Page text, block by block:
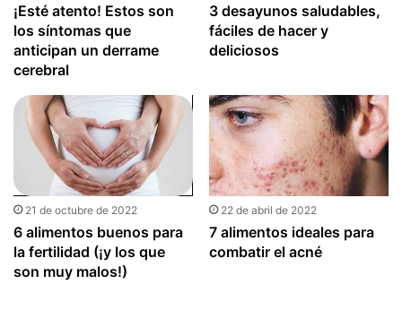
¡Esté atento! Estos son
los síntomas que
anticipan un derrame
cerebral
3 desayunos saludables,
fáciles de hacer y
deliciosos
21 de octubre de 2022
6 alimentos buenos para
la fertilidad (¡y los que
son muy malos!)
22 de abril de 2022
7 alimentos ideales para
combatir el acné